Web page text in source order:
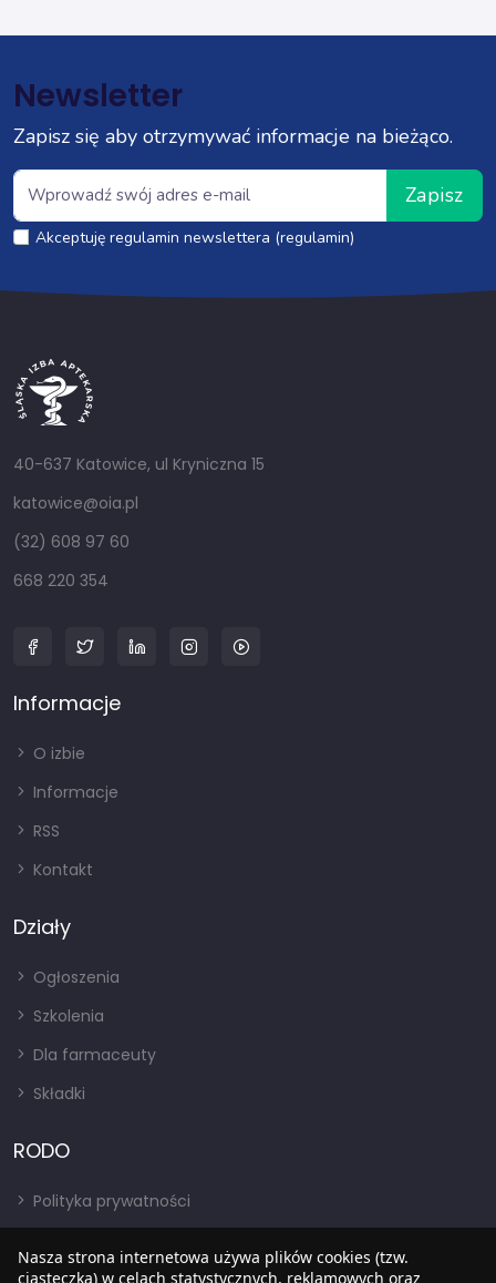
Newsletter
Zapisz się aby otrzymywać informacje na bieżąco.
Zapisz
Akceptuję regulamin newslettera (regulamin)
40-637 Katowice, ul Kryniczna 15
katowice@oia.pl
(32) 608 97 60
668 220 354
Informacje
O izbie
Informacje
RSS
Kontakt
Działy
Ogłoszenia
Szkolenia
Dla farmaceuty
Składki
RODO
Polityka prywatności
Nasza strona internetowa używa plików cookies (tzw.
ciasteczka) w celach statystycznych, reklamowych oraz